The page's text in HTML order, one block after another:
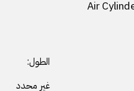
الطول:
غير محدد